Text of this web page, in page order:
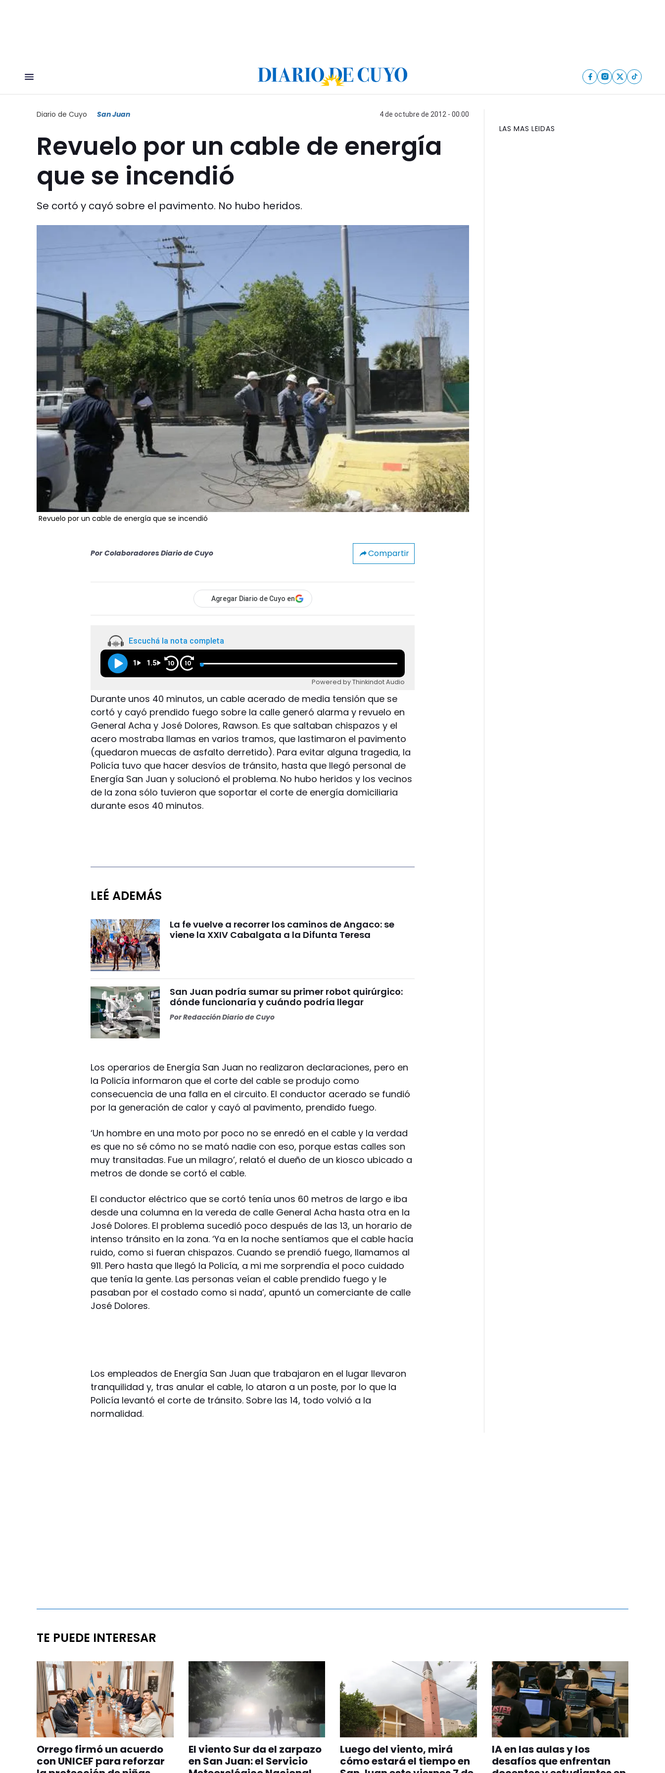
Diario de Cuyo San Juan 4 de octubre de 2012 - 00:00
Revuelo por un cable de energía
que se incendió
Se cortó y cayó sobre el pavimento. No hubo heridos.
Revuelo por un cable de energía que se incendió
Por Colaboradores Diario de Cuyo Compartir
Agregar Diario de Cuyo en
Escuchá la nota completa
1 1.5 10 10
Powered by Thinkindot Audio
Durante unos 40 minutos, un cable acerado de media tensión que se
cortó y cayó prendido fuego sobre la calle generó alarma y revuelo en
General Acha y José Dolores, Rawson. Es que saltaban chispazos y el
acero mostraba llamas en varios tramos, que lastimaron el pavimento
(quedaron muecas de asfalto derretido). Para evitar alguna tragedia, la
Policía tuvo que hacer desvíos de tránsito, hasta que llegó personal de
Energía San Juan y solucionó el problema. No hubo heridos y los vecinos
de la zona sólo tuvieron que soportar el corte de energía domiciliaria
durante esos 40 minutos.
LEÉ ADEMÁS
La fe vuelve a recorrer los caminos de Angaco: se
viene la XXIV Cabalgata a la Difunta Teresa
San Juan podría sumar su primer robot quirúrgico:
dónde funcionaría y cuándo podría llegar
PorRedacción Diario de Cuyo
Los operarios de Energía San Juan no realizaron declaraciones, pero en
la Policía informaron que el corte del cable se produjo como
consecuencia de una falla en el circuito. El conductor acerado se fundió
por la generación de calor y cayó al pavimento, prendido fuego.
‘Un hombre en una moto por poco no se enredó en el cable y la verdad
es que no sé cómo no se mató nadie con eso, porque estas calles son
muy transitadas. Fue un milagro’, relató el dueño de un kiosco ubicado a
metros de donde se cortó el cable.
El conductor eléctrico que se cortó tenía unos 60 metros de largo e iba
desde una columna en la vereda de calle General Acha hasta otra en la
José Dolores. El problema sucedió poco después de las 13, un horario de
intenso tránsito en la zona. ‘Ya en la noche sentíamos que el cable hacía
ruido, como si fueran chispazos. Cuando se prendió fuego, llamamos al
911. Pero hasta que llegó la Policía, a mi me sorprendía el poco cuidado
que tenía la gente. Las personas veían el cable prendido fuego y le
pasaban por el costado como si nada’, apuntó un comerciante de calle
José Dolores.
Los empleados de Energía San Juan que trabajaron en el lugar llevaron
tranquilidad y, tras anular el cable, lo ataron a un poste, por lo que la
Policía levantó el corte de tránsito. Sobre las 14, todo volvió a la
normalidad.
LAS MAS LEIDAS
TE PUEDE INTERESAR
Orrego firmó un acuerdo
con UNICEF para reforzar
El viento Sur da el zarpazo
en San Juan: el Servicio
Luego del viento, mirá
cómo estará el tiempo en
IA en las aulas y los
desafíos que enfrentan